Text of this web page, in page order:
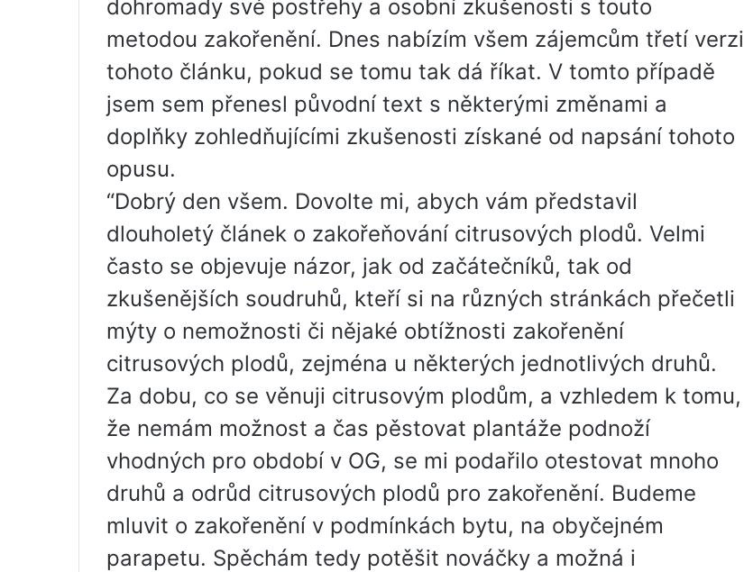
dohromady své postřehy a osobní zkušenosti s touto
metodou zakořenění. Dnes nabízím všem zájemcům třetí verzi
tohoto článku, pokud se tomu tak dá říkat. V tomto případě
jsem sem přenesl původní text s některými změnami a
doplňky zohledňujícími zkušenosti získané od napsání tohoto
opusu.
“Dobrý den všem. Dovolte mi, abych vám představil
dlouholetý článek o zakořeňování citrusových plodů. Velmi
často se objevuje názor, jak od začátečníků, tak od
zkušenějších soudruhů, kteří si na různých stránkách přečetli
mýty o nemožnosti či nějaké obtížnosti zakořenění
citrusových plodů, zejména u některých jednotlivých druhů.
Za dobu, co se věnuji citrusovým plodům, a vzhledem k tomu,
že nemám možnost a čas pěstovat plantáže podnoží
vhodných pro období v OG, se mi podařilo otestovat mnoho
druhů a odrůd citrusových plodů pro zakořenění. Budeme
mluvit o zakořenění v podmínkách bytu, na obyčejném
parapetu. Spěchám tedy potěšit nováčky a možná i